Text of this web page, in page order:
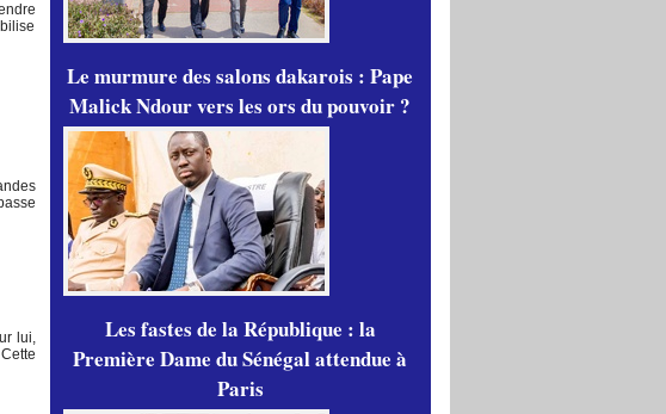
lui,
Le murmure des salons dakarois : Pape
Malick Ndour vers les ors du pouvoir ?
Les fastes de la République : la
Première Dame du Sénégal attendue à
Paris